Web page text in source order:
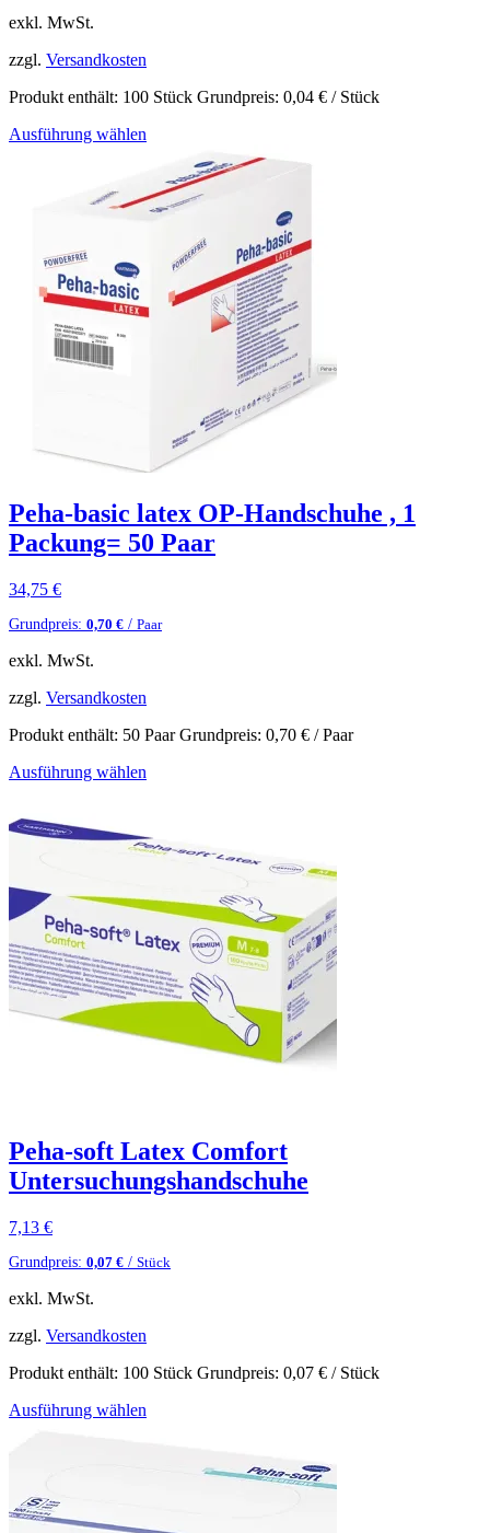
exkl. MwSt.
zzgl. Versandkosten
Produkt enthält: 100 Stück Grundpreis: 0,04 € / Stück
Ausführung wählen
Peha-basic latex OP-Handschuhe , 1
Packung= 50 Paar
34,75 €
Grundpreis: 0,70 € / Paar
exkl. MwSt.
zzgl. Versandkosten
Produkt enthält: 50 PaarGrundpreis: 0,70 € /Paar
Ausführung wählen
Peha-soft Latex Comfort
Untersuchungshandschuhe
7,13 €
Grundpreis: 0,07 € / Stück
exkl. MwSt.
zzgl. Versandkosten
Produkt enthält: 100 Stück Grundpreis: 0,07 € / Stück
Ausführung wählen